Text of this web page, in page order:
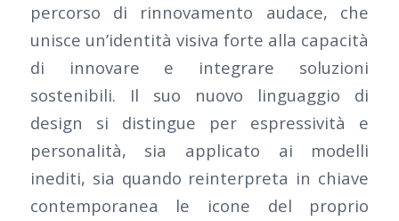
percorso di rinnovamento audace, che
unisce un’identità visiva forte alla capacità
di innovare e integrare soluzioni
sostenibili. Il suo nuovo linguaggio di
design si distingue per espressività e
personalità, sia applicato ai modelli
inediti, sia quando reinterpreta in chiave
contemporanea le icone del proprio